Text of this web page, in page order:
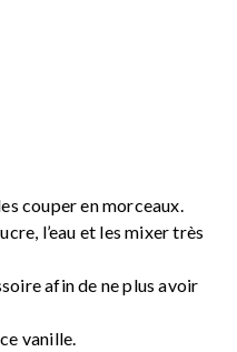
couper en morceaux.
l’eau et les mixer très
afin de ne plus avoir
vanille.